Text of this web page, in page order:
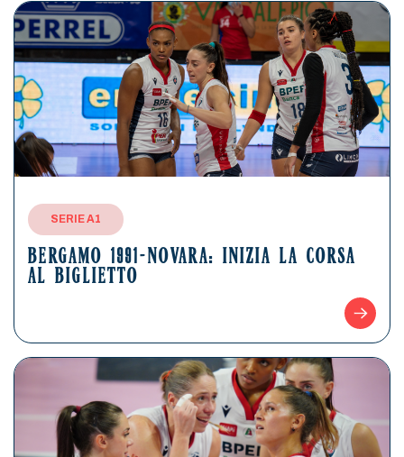
SERIE A1
BERGAMO 1991-NOVARA: INIZIA LA CORSA
AL BIGLIETTO